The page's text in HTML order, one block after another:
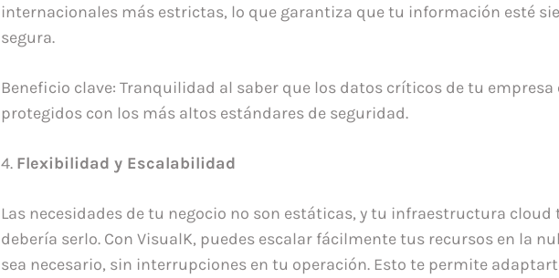
internacionales más estrictas, lo que garantiza que tu información esté
segura.
Beneficio clave: Tranquilidad al saber que los datos críticos de tu empresa
protegidos con los más altos estándares de seguridad.
4. Flexibilidad y Escalabilidad
Las necesidades de tu negocio no son estáticas, y tu infraestructura cloud
debería serlo. Con VisualK, puedes escalar fácilmente tus recursos en la
sea necesario, sin interrupciones en tu operación. Esto te permite